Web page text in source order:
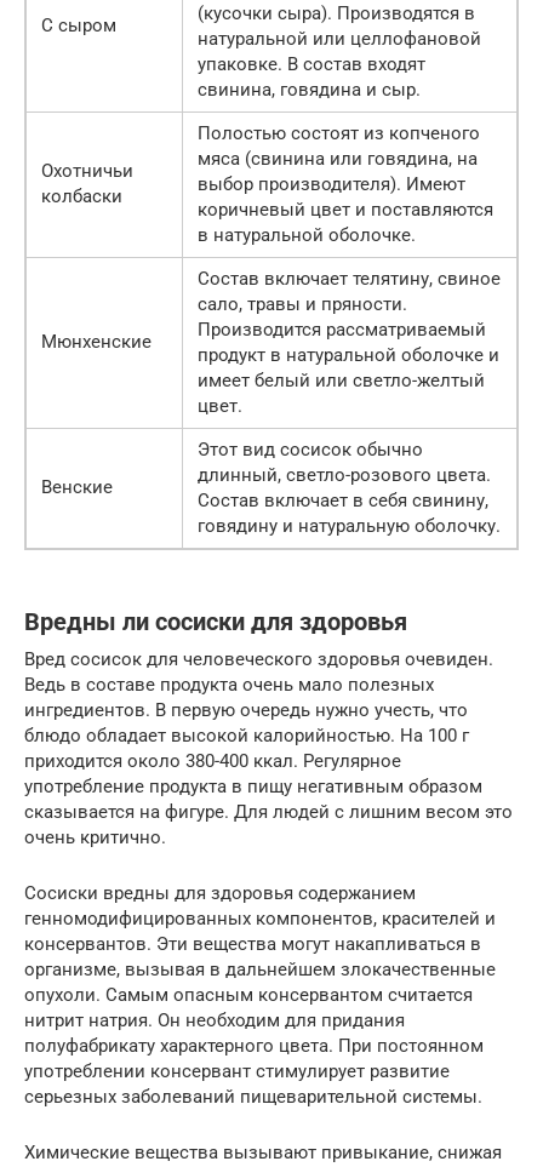
С сыром
(кусочки сыра). Производятся в
натуральной или целлофановой
упаковке. В состав входят
свинина, говядина и сыр.
Охотничьи
колбаски
Полостью состоят из копченого
мяса (свинина или говядина, на
выбор производителя). Имеют
коричневый цвет и поставляются
в натуральной оболочке.
Мюнхенские
Состав включает телятину, свиное
сало, травы и пряности.
Производится рассматриваемый
продукт в натуральной оболочке и
имеет белый или светло-желтый
цвет.
Венские
Этот вид сосисок обычно
длинный, светло-розового цвета.
Состав включает в себя свинину,
говядину и натуральную оболочку.
Вредны ли сосиски для здоровья
Вред сосисок для человеческого здоровья очевиден.
Ведь в составе продукта очень мало полезных
ингредиентов. В первую очередь нужно учесть, что
блюдо обладает высокой калорийностью. На 100 г
приходится около 380-400 ккал. Регулярное
употребление продукта в пищу негативным образом
сказывается на фигуре. Для людей с лишним весом это
очень критично.
Сосиски вредны для здоровья содержанием
генномодифицированных компонентов, красителей и
консервантов. Эти вещества могут накапливаться в
организме, вызывая в дальнейшем злокачественные
опухоли. Самым опасным консервантом считается
нитрит натрия. Он необходим для придания
полуфабрикату характерного цвета. При постоянном
употреблении консервант стимулирует развитие
серьезных заболеваний пищеварительной системы.
Химические вещества вызывают привыкание, снижая